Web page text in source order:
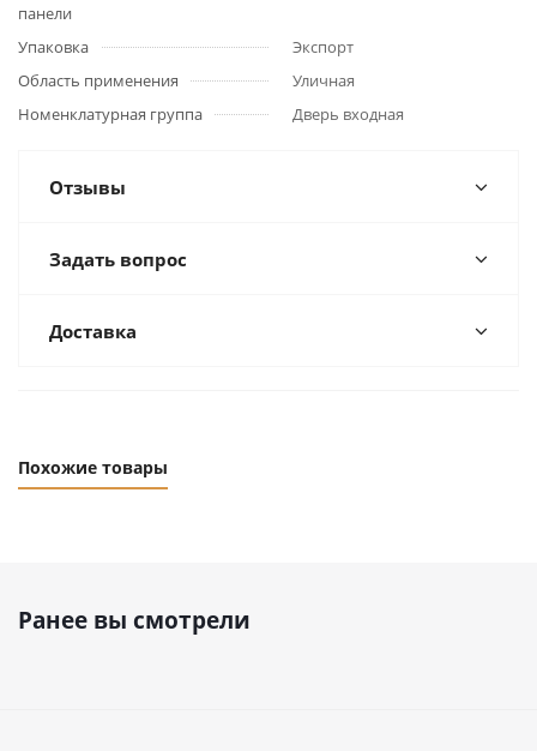
панели
Упаковка
Экспорт
Область применения
Уличная
Номенклатурная группа
Дверь входная
Отзывы
Задать вопрос
Доставка
Похожие товары
Ранее вы смотрели